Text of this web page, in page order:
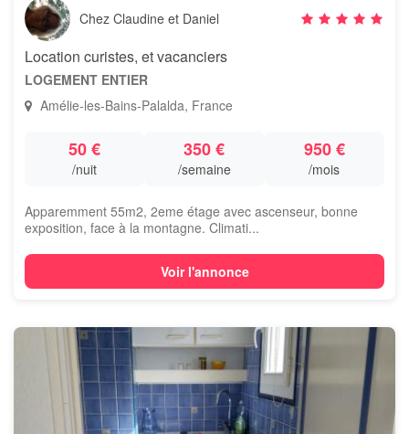
Chez Claudine et Daniel
Location curistes, et vacanciers
LOGEMENT ENTIER
Amélie-les-Bains-Palalda, France
50 €
/nuit
350 €
/semaine
950 €
/mois
Apparemment 55m2, 2eme étage avec ascenseur, bonne
exposition, face à la montagne. Climati...
Voir l'annonce